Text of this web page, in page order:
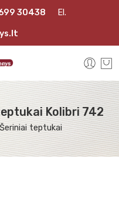
30438 El.
Kolibri 742
Šeriniai teptukai